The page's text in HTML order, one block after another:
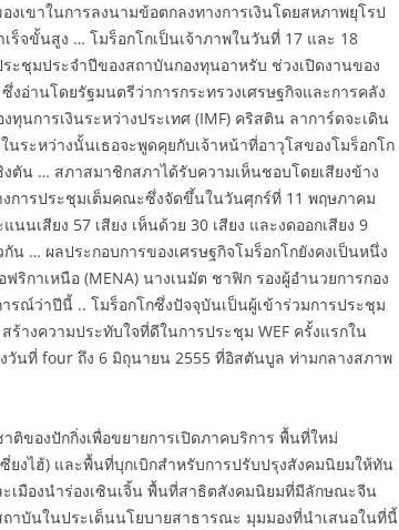
เขาในการลงนามข้อตกลงทางการเงินโดยสหภาพยุโรป
ร็จขั้นสูง … โมร็อกโกเป็นเจ้าภาพในวันที่ 17 และ 18
ระชุมประจำปีของสถาบันกองทุนอาหรับ ช่วงเปิดงานของ
อ่านโดยรัฐมนตรีว่าการกระทรวงเศรษฐกิจและการคลัง
นการเงินระหว่างประเทศ (IMF) คริสติน ลาการ์ดจะเดิน
ระหว่างนั้นเธอจะพูดคุยกับเจ้าหน้าที่อาวุโสของโมร็อกโก
ตัน … สภาสมาชิกสภาได้รับความเห็นชอบโดยเสียงข้าง
งการประชุมเต็มคณะซึ่งจัดขึ้นในวันศุกร์ที่ 11 พฤษภาคม
นเสียง 57 เสียง เห็นด้วย 30 เสียง และงดออกเสียง 9
น … ผลประกอบการของเศรษฐกิจโมร็อกโกยังคงเป็นหนึ่ง
ริกาเหนือ (MENA) นางเนมัต ชาฟิก รองผู้อำนวยการกอง
รณ์ว่าปีนี้ .. โมร็อกโกซึ่งปัจจุบันเป็นผู้เข้าร่วมการประชุม
ร้างความประทับใจที่ดีในการประชุม WEF ครั้งแรกใน
วันที่ four ถึง 6 มิถุนายน 2555 ที่อิสตันบูล ท่ามกลางสภาพ
ของปักกิ่งเพื่อขยายการเปิดภาคบริการ พื้นที่ใหม่
ยงไฮ้) และพื้นที่บุกเบิกสำหรับการปรับปรุงสังคมนิยมให้ทัน
ะเมืองนำร่องเซินเจิ้น พื้นที่สาธิตสังคมนิยมที่มีลักษณะจีน
าบันในประเด็นนโยบายสาธารณะ มุมมองที่นำเสนอในที่นี้